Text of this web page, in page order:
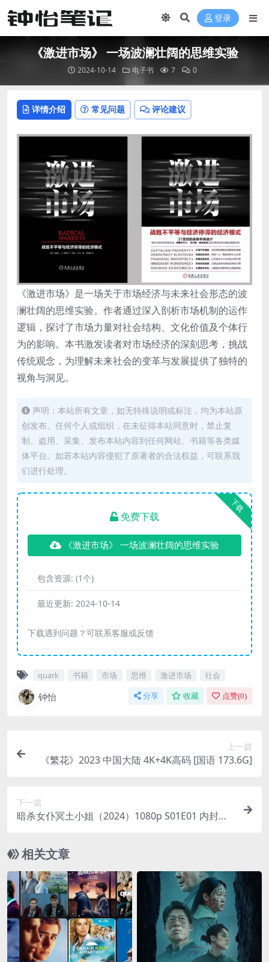
登录
《激进市场》 一场波澜壮阔的思维实验
2024-10-14 电子书 7 0
详情介绍 常见问题 评论建议
《激进市场》是一场关于市场经济与未来社会形态的波
澜壮阔的思维实验。作者通过深入剖析市场机制的运作
逻辑，探讨了市场力量对社会结构、文化价值及个体行
为的影响。本书激发读者对市场经济的深刻思考，挑战
传统观念，为理解未来社会的变革与发展提供了独特的
视角与洞见。
声明：本站所有文章，如无特殊说明或标注，均为本站原
创发布。任何个人或组织，在未征得本站同意时，禁止复
制、盗用、采集、发布本站内容到任何网站、书籍等各类媒
体平台。如若本站内容侵犯了原著者的合法权益，可联系我
们进行处理。
下载
免费下载
《激进市场》 一场波澜壮阔的思维实验
包含资源: (1个)
最近更新: 2024-10-14
下载遇到问题？可联系客服或反馈
quark 书籍 市场 思维 激进市场 社会
钟怡 分享 收藏 点赞(0)
上一篇
《繁花》2023 中国大陆 4K+4K高码 [国语 173.6G]
下一篇
暗杀女仆冥土小姐（2024）1080p S01E01 内封简
相关文章